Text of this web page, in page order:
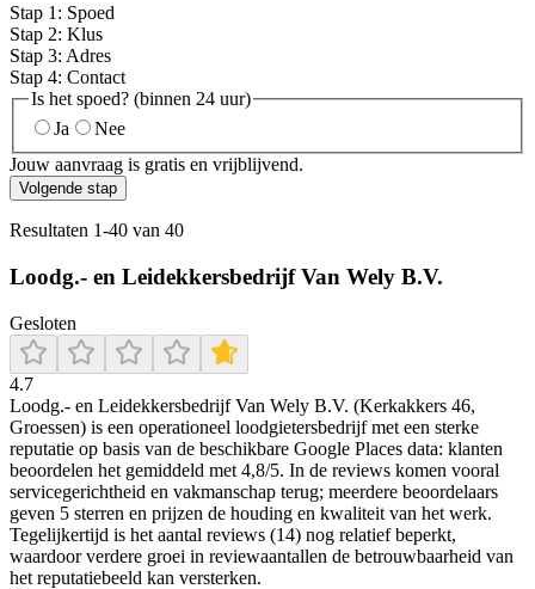
Stap 1 : Spoed
Stap 2: Klus
Stap 3: Adres
Stap 4: Contact
Is het spoed? (binnen 24 uur)
Ja
Nee
Jouw aanvraag is gratis en vrijblijvend.
Volgende stap
Resultaten 1-40 van 40
Loodg.- en Leidekkersbedrijf Van Wely B.V.
Gesloten
4.7
Loodg.- en Leidekkersbedrijf Van Wely B.V. (Kerkakkers 46,
Groessen) is een operationeel loodgietersbedrijf met een sterke
reputatie op basis van de beschikbare Google Places data: klanten
beoordelen het gemiddeld met 4,8/5. In de reviews komen vooral
servicegerichtheid en vakmanschap terug; meerdere beoordelaars
geven 5 sterren en prijzen de houding en kwaliteit van het werk.
Tegelijkertijd is het aantal reviews (14) nog relatief beperkt,
waardoor verdere groei in reviewaantallen de betrouwbaarheid van
het reputatiebeeld kan versterken.